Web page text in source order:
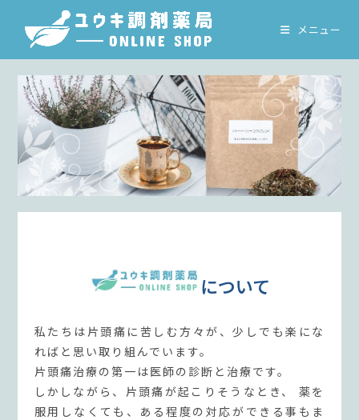
メニュー
について
私たちは片頭痛に苦しむ方々が、少しでも楽にな
ればと思い取り組んでいます。
片頭痛治療の第一は医師の診断と治療です。
しかしながら、片頭痛が起こりそうなとき、
薬を
服用しなくても、ある程度の対応ができる事もま